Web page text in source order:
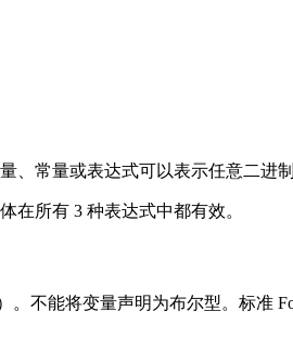
、常量或表达式可以表示任意二进制
在所有 3 种表达式中都有效。
不能将变量声明为布尔型。标准